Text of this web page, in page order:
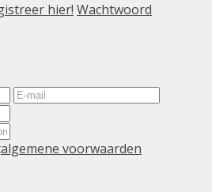
hier! Wachtwoord
algemene voorwaarden